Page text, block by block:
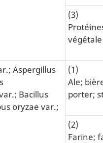
(3)
Aspergillus
Bacillus
oryzae var.;
(1)
Ale;
porter;
(2)
Farine;